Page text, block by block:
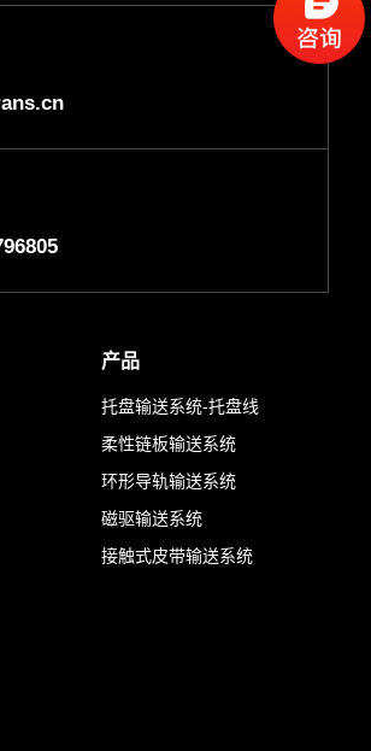
产品
托盘输送系统-托盘线
柔性链板输送系统
环形导轨输送系统
磁驱输送系统
接触式皮带输送系统